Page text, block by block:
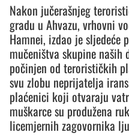
Nakon jučerašnjeg
gradu u Ahvazu, vrhovni
Hamnei, izdao je sljedeće
mučeništva skupine naših
počinjen od terorističkih
svu zlobu neprijatelja
plaćenici koji otvaraju
muškarce su produžena
licemjernih zagovornika